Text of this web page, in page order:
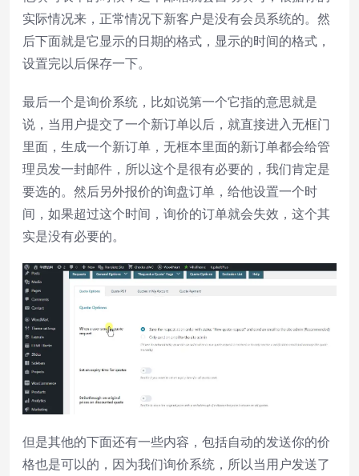
实际情况来，正常情况下新客户是没有会员系统的。然
后下面就是它显示的日期的格式，显示的时间的格式，
设置完以后保存一下。
最后一个是询价系统，比如说第一个它指的意思就是
说，当用户提交了一个新订单以后，就直接进入无框门
里面，生成一个新订单，无框本里面的新订单都会给管
理员发一封邮件，所以这个是很有必要的，我们肯定是
要选的。然后另外报价的询盘订单，给他设置一个时
间，如果超过这个时间，询价的订单就会失效，这个其
实是没有必要的。
但是其他的下面还有一些内容，包括自动的发送你的价
格也是可以的，因为我们询价系统，所以当用户发送了